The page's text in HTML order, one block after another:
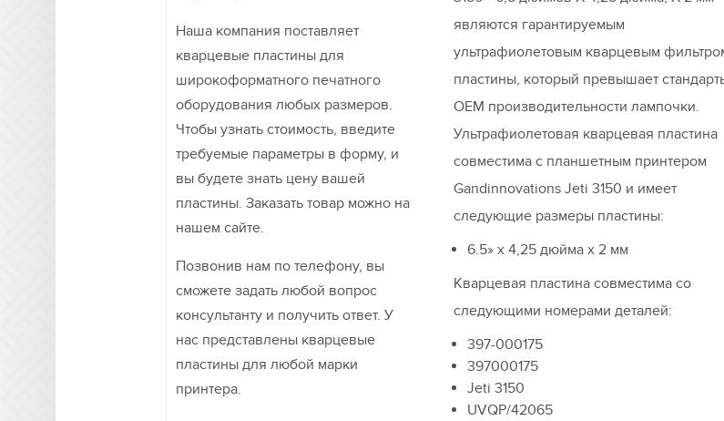
Наша компания поставляет
кварцевые пластины для
широкоформатного печатного
оборудования любых размеров.
Чтобы узнать стоимость, введите
требуемые параметры в форму, и
вы будете знать цену вашей
пластины. Заказать товар можно на
нашем сайте.
Позвонив нам по телефону, вы
сможете задать любой вопрос
консультанту и получить ответ. У
нас представлены кварцевые
пластины для любой марки
принтера.
являются гарантируемым
ультрафиолетовым кварцевым
пластины, который превышает
OEM производительности лампочки.
Ультрафиолетовая кварцевая пластина
совместима с планшетным принтером
Gandinnovations Jeti 3150 и имеет
следующие размеры пластины:
6.5» x 4,25 дюйма x 2 мм
Кварцевая пластина совместима со
следующими номерами деталей:
397-000175
397000175
Jeti 3150
UVQP/42065